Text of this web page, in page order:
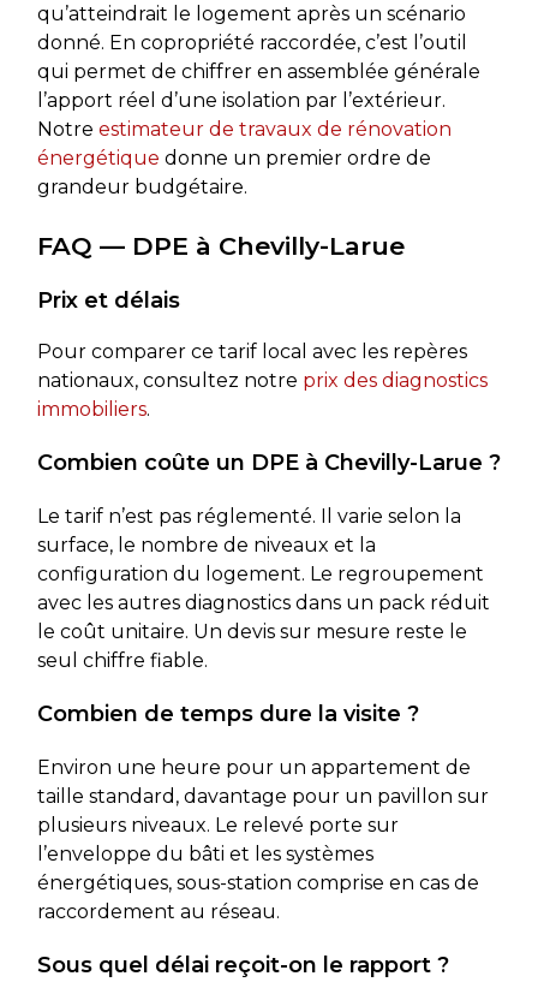
qu’atteindrait le logement après un scénario
donné. En copropriété raccordée, c’est l’outil
qui permet de chiffrer en assemblée générale
l’apport réel d’une isolation par l’extérieur.
Notre estimateur de travaux de rénovation
énergétique donne un premier ordre de
grandeur budgétaire.
FAQ — DPE à Chevilly-Larue
Prix et délais
Pour comparer ce tarif local avec les repères
nationaux, consultez notre prix des diagnostics
immobiliers.
Combien coûte un DPE à Chevilly-Larue ?
Le tarif n’est pas réglementé. Il varie selon la
surface, le nombre de niveaux et la
configuration du logement. Le regroupement
avec les autres diagnostics dans un pack réduit
le coût unitaire. Un devis sur mesure reste le
seul chiffre fiable.
Combien de temps dure la visite ?
Environ une heure pour un appartement de
taille standard, davantage pour un pavillon sur
plusieurs niveaux. Le relevé porte sur
l’enveloppe du bâti et les systèmes
énergétiques, sous-station comprise en cas de
raccordement au réseau.
Sous quel délai reçoit-on le rapport ?